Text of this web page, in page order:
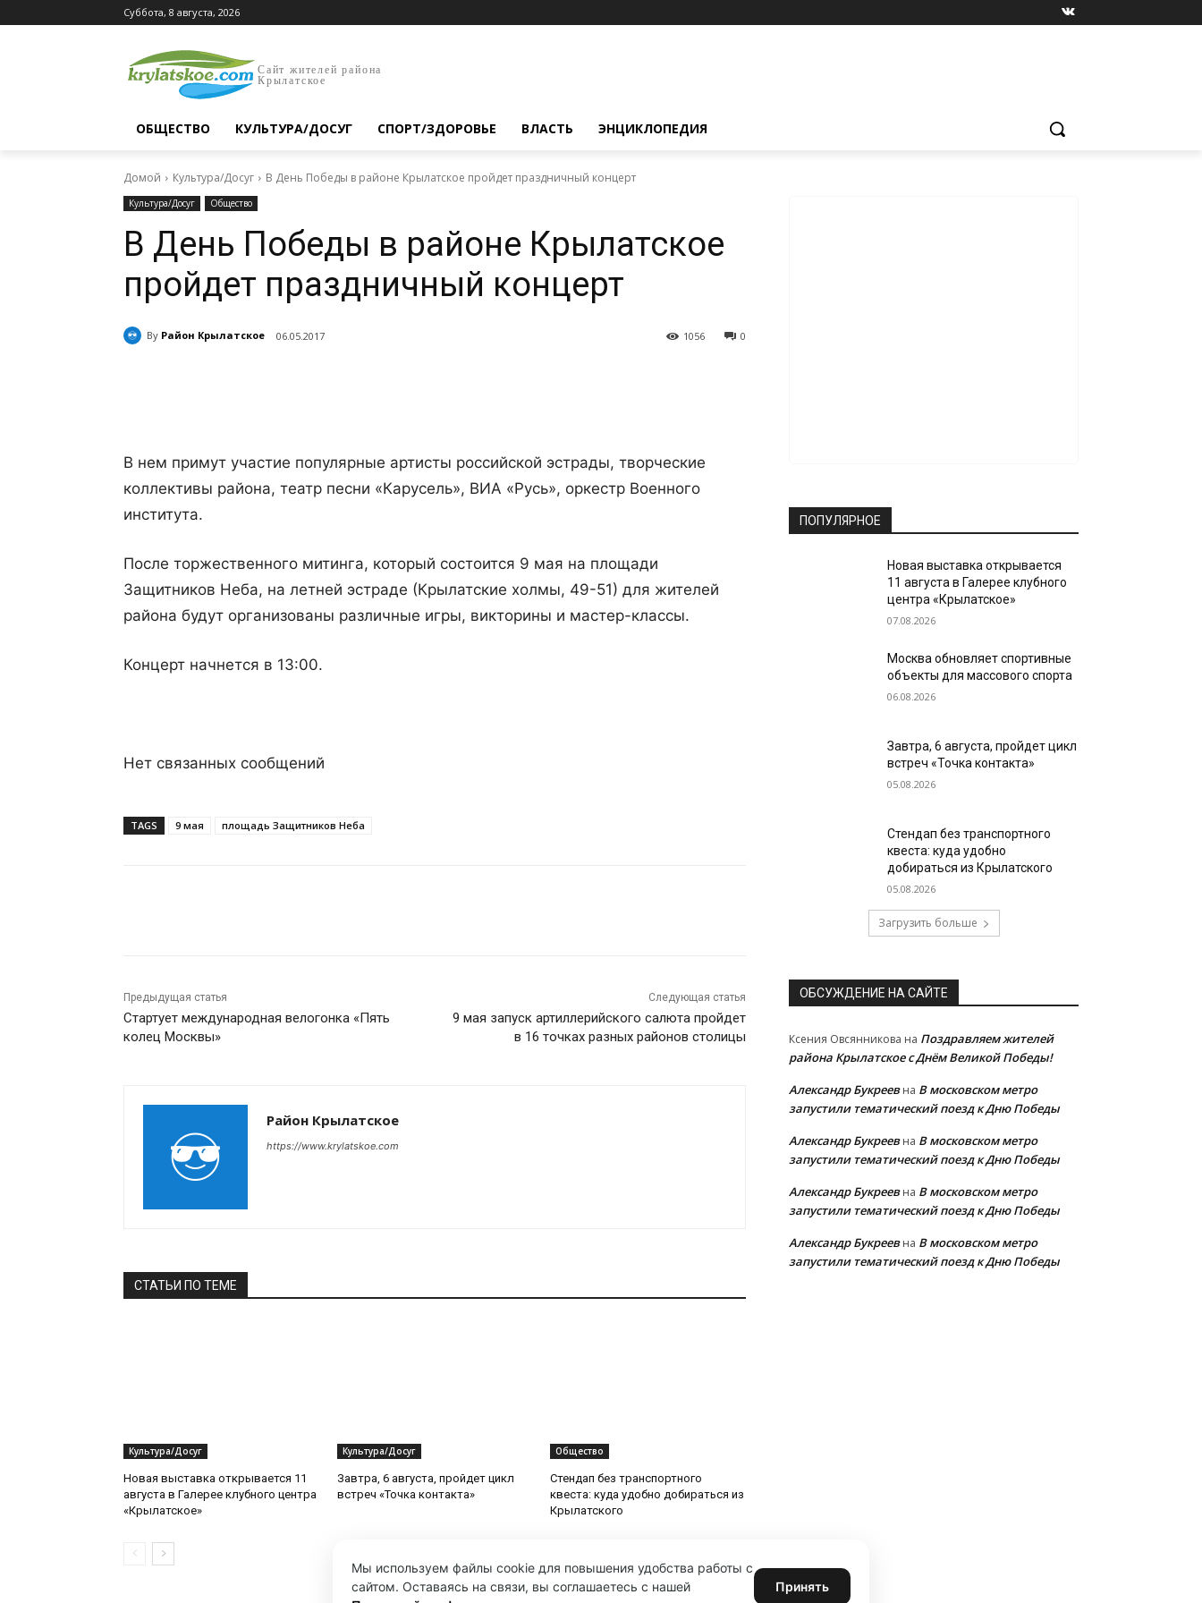
Суббота, 8 августа, 2026
Сайт жителей района
Крылатское
ОБЩЕСТВО КУЛЬТУРА/ДОСУГ СПОРТ/ЗДОРОВЬЕ ВЛАСТЬ ЭНЦИКЛОПЕДИЯ
Домой Культура/Досуг В День Победы в районе Крылатское пройдет праздничный концерт
Культура/Досуг Общество
В День Победы в районе Крылатское
пройдет праздничный концерт
By Район Крылатское 06.05.2017 0
1056
В нем примут участие популярные артисты российской эстрады, творческие
коллективы района, театр песни «Карусель», ВИА «Русь», оркестр Военного
института.
После торжественного митинга, который состоится 9 мая на площади
Защитников Неба, на летней эстраде (Крылатские холмы, 49-51) для жителей
района будут организованы различные игры, викторины и мастер-классы.
Концерт начнется в 13:00.
Нет связанных сообщений
TAGS 9 мая площадь Защитников Неба
Предыдущая статья
Стартует международная велогонка «Пять
колец Москвы»
Следующая статья
9 мая запуск артиллерийского салюта пройдет
в 16 точках разных районов столицы
Район Крылатское
https://www.krylatskoe.com
СТАТЬИ ПО ТЕМЕ
Культура/Досуг
Новая выставка открывается 11
августа в Галерее клубного центра
«Крылатское»
Культура/Досуг
Завтра, 6 августа, пройдет цикл
встреч «Точка контакта»
Общество
Стендап без транспортного
квеста: куда удобно добираться из
Крылатского
ПОПУЛЯРНОЕ
Новая выставка открывается
11 августа в Галерее клубного
центра «Крылатское»
07.08.2026
Москва обновляет спортивные
объекты для массового спорта
06.08.2026
Завтра, 6 августа, пройдет цикл
встреч «Точка контакта»
05.08.2026
Стендап без транспортного
квеста: куда удобно
добираться из Крылатского
05.08.2026
Загрузить больше
ОБСУЖДЕНИЕ НА САЙТЕ
Ксения Овсянникова на Поздравляем жителей
района Крылатское с Днём Великой Победы!
Александр Букреевна В московском метро
запустили тематический поезд к Дню Победы
Александр Букреевна В московском метро
запустили тематический поезд к Дню Победы
Александр Букреевна В московском метро
запустили тематический поезд к Дню Победы
Александр Букреевна В московском метро
запустили тематический поезд к Дню Победы
Мы используем файлы cookie для повышения удобства работы с
сайтом. Оставаясь на связи, вы соглашаетесь с нашей
Принять